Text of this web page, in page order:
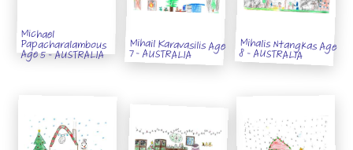
Michael
Papacharalambous
Age 5 - AUSTRALIA Mihail Karavasilis Age
7 - AUSTRALIA Mihalis Ntangkas Age
8 - AUSTRALIA